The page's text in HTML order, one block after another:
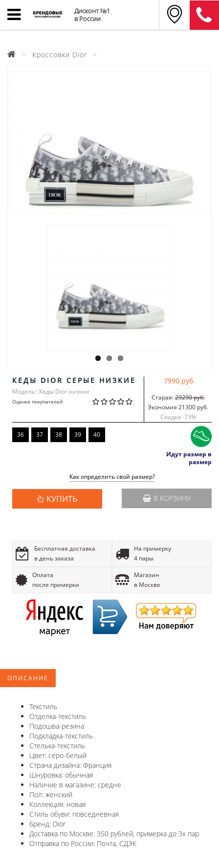
Дисконт №1
в России
Кроссовки Dior
КЕДЫ DIOR СЕРЫЕ НИЗКИЕ
Модель:: Кеды Dior низкие
Оценка покупателей
7990 руб.
Старая:29290 руб.
Экономия 21300 руб.
Скидка -73%
36 37 38 39 40
Идут размер в
размер
Как определить свой размер?
КУПИТЬ В КОРЗИНУ
Бесплатная доставка
в день заказа
На примерку
4 пары
Оплата
после примерки
Магазин
в Москве
ОПИСАНИЕ
Текстиль
Отделка-текстиль
Подошва-резина
Подкладка-текстиль
Стелька-текстиль
Цвет: серо-белый
Страна дизайна: Франция
Шнуровка: обычная
Наличие в магазине: средне
Пол: женский
Коллекция: новая
Стиль обуви: повседневная
Бренд: Dior
Доставка по Москве: 350 рублей, примерка до 3х пар
Отправка по России: Почта, СДЭК